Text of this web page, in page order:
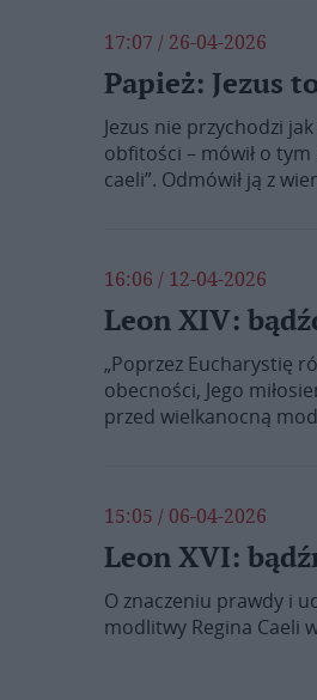
17:07 / 26-04-2026
Papież: Jezus
Jezus nie przychodzi
obfitości – mówił o
caeli”. Odmówił ją z
16:06 / 12-04-2026
Leon XIV:
„Poprzez Eucharystię
obecności, Jego
przed wielkanocną
15:05 / 06-04-2026
Leon XVI:
O znaczeniu prawdy i
modlitwy Regina Caeli